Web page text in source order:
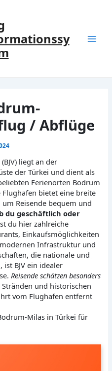
/ Abflüge
liegt an der
der Türkei und dient als
Ferienorten Bodrum
bietet eine breite
Reisende bequem und
du geschäftlich oder
du hier zahlreiche
Einkaufsmöglichkeiten
Infrastruktur und
die nationale und
BJV ein idealer
Reisende schätzen besonders
und historischen
vom Flughafen entfernt
Milas in Türkei für